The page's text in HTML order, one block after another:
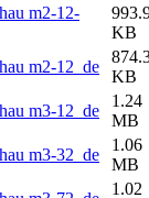
m2-12-
KB
m2-12_de
KB
m3-12_de
1.24
MB
m3-32_de
1.06
MB
1.02